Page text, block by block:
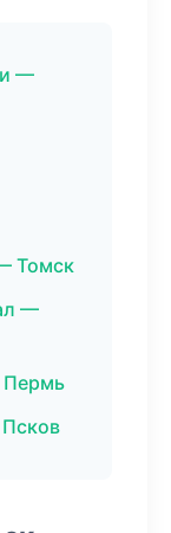
—
Томск
—
Пермь